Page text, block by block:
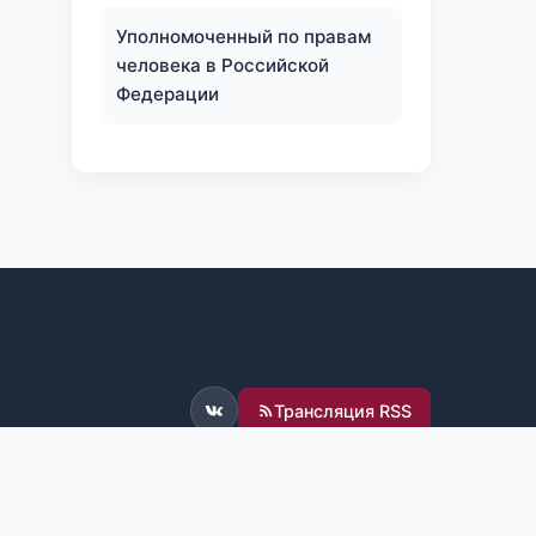
Уполномоченный по правам
человека в Российской
Федерации
ВКонтакте
Трансляция RSS